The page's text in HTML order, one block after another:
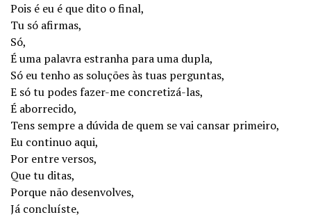
Pois é eu é que dito o final,
Tu só afirmas,
Só,
É uma palavra estranha para uma dupla,
Só eu tenho as soluções às tuas perguntas,
E só tu podes fazer-me concretizá-las,
É aborrecido,
Tens sempre a dúvida de quem se vai cansar primeiro,
Eu continuo aqui,
Por entre versos,
Que tu ditas,
Porque não desenvolves,
Já concluíste,